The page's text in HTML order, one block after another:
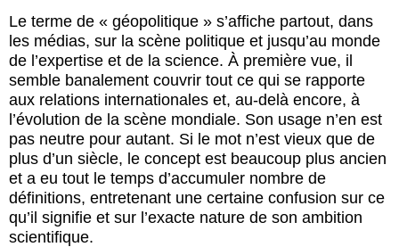
Le terme de « géopolitique » s’affiche partout, dans
les médias, sur la scène politique et jusqu’au monde
de l’expertise et de la science. À première vue, il
semble banalement couvrir tout ce qui se rapporte
aux relations internationales et, au-delà encore, à
l’évolution de la scène mondiale. Son usage n’en est
pas neutre pour autant. Si le mot n’est vieux que de
plus d’un siècle, le concept est beaucoup plus ancien
et a eu tout le temps d’accumuler nombre de
définitions, entretenant une certaine confusion sur ce
qu’il signifie et sur l’exacte nature de son ambition
scientifique.